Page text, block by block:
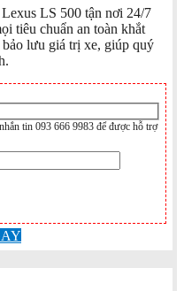
LS 500 tận nơi 24/7
tiêu chuẩn an toàn khắt
lưu giá trị xe, giúp quý
tin 093 666 9983 để được hỗ trợ